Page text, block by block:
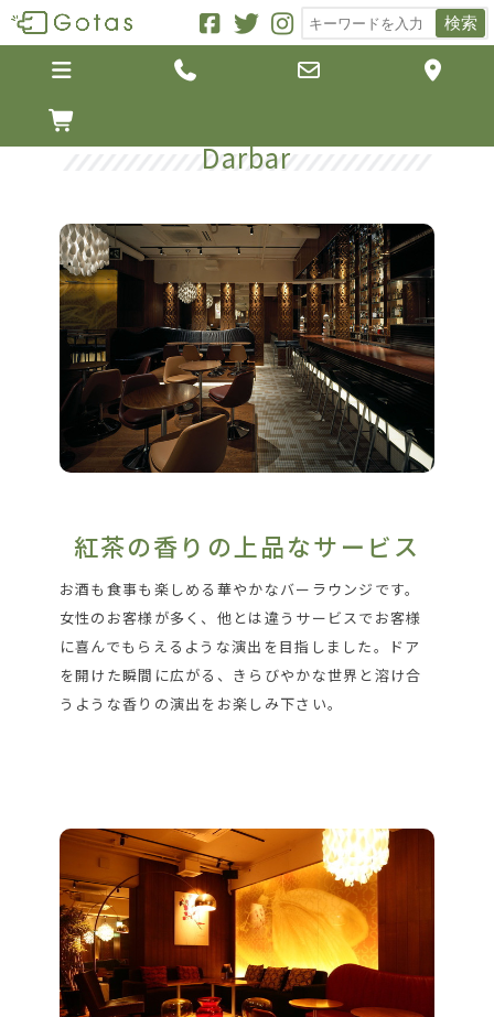
検索
   

Darbar
紅茶の香りの上品なサービス
お酒も食事も楽しめる華やかなバーラウンジです。
女性のお客様が多く、他とは違うサービスでお客様
に喜んでもらえるような演出を目指しました。ドア
を開けた瞬間に広がる、きらびやかな世界と溶け合
うような香りの演出をお楽しみ下さい。